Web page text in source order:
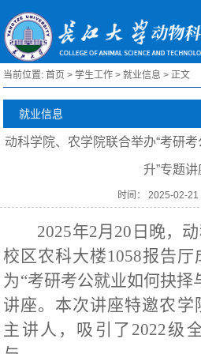
当前位置:首页 >学生工作 >就业信息 > 正文
就业信息
动科学院、农学院联合举办“考研
升”专题讲
时间： 2025-02-
2025年2月20日晚，
校区农科大楼1058报告
为“考研考公就业如何抉择
讲座。本次讲座特邀农学
主讲人，吸引了2022级